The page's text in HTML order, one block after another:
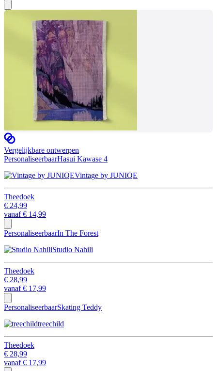
Vergelijkbare ontwerpen
PersonaliseerbaarHasui Kawase 4
Vintage by JUNIQE
Theedoek
€ 24,99
vanaf€ 14,99
PersonaliseerbaarIn The Forest
Studio Nahili
Theedoek
€ 28,99
vanaf€ 17,99
PersonaliseerbaarSkating Teddy
treechild
Theedoek
€ 28,99
vanaf€ 17,99